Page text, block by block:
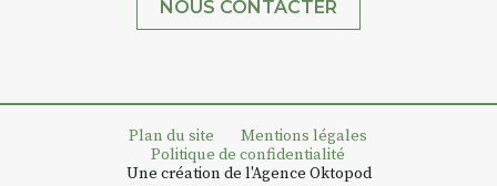
NOUS CONTACTER
Plan du site
Mentions légales
Politique de confidentialité
Une création de l'Agence Oktopod